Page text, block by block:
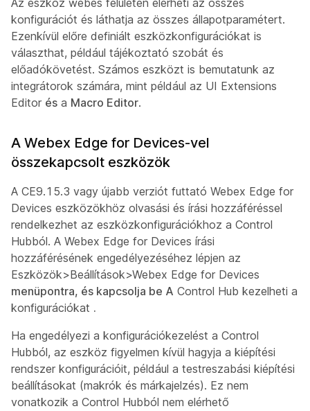
Az eszköz webes felületén elérheti az összes
konfigurációt és láthatja az összes állapotparamétert.
Ezenkívül előre definiált eszközkonfigurációkat is
választhat, például tájékoztató szobát és
előadókövetést. Számos eszközt is bemutatunk az
integrátorok számára, mint például az UI Extensions
Editor és a Macro Editor.
A Webex Edge for Devices-vel
összekapcsolt eszközök
A CE9.15.3 vagy újabb verziót futtató Webex Edge for
Devices eszközökhöz olvasási és írási hozzáféréssel
rendelkezhet az eszközkonfigurációkhoz a Control
Hubból. A Webex Edge for Devices írási
hozzáférésének engedélyezéséhez lépjen az
Eszközök>Beállítások>Webex Edge for Devices
menüpontra, és kapcsolja be A Control Hub kezelheti a
konfigurációkat .
Ha engedélyezi a konfigurációkezelést a Control
Hubból, az eszköz figyelmen kívül hagyja a kiépítési
rendszer konfigurációit, például a testreszabási kiépítési
beállításokat (makrók és márkajelzés). Ez nem
vonatkozik a Control Hubból nem elérhető